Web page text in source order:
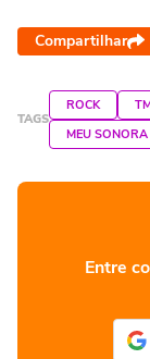
Compartilhar
TAGS
ROCK
MEU SONORA
Entre